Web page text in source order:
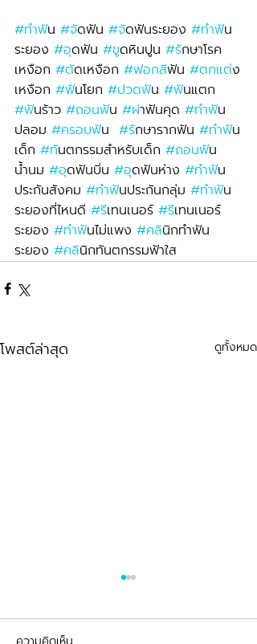
#ทำฟัน #จัดฟัน #จัดฟันระยอง #ทำฟัน
ระยอง #อุดฟัน #ขูดหินปูน #รักษาโรค
เหงือก #ตัดเหงือก #ฟอกสีฟัน #ตกแต่ง
เหงือก #ฟันโยก #ปวดฟัน #ฟันแตก
#ฟันร้าว #ถอนฟัน #ผ่าฟันคุด #ทำฟัน
ปลอม #ครอบฟัน #รักษารากฟัน #ทำฟัน
เด็ก #ทันตกรรมสำหรับเด็ก #ถอนฟัน
น้ำนม #อุดฟันบิ่น #อุดฟันห่าง #ทำฟัน
ประกันสังคม #ทำฟันประกันกลุ่ม #ทำฟัน
ระยองที่ไหนดี #รีเทนเนอร์ #รีเทนเนอร์
ระยอง #ทำฟันไม่แพง #คลินิกทำฟัน
ระยอง #คลินิกทันตกรรมฟ้าใส
โพสต์ล่าสุด ดูทั้งหมด